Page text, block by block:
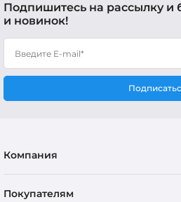
Подпишитесь на рассылку и
и новинок!
Компания
Покупателям